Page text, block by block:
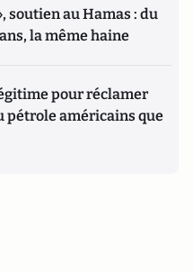
soutien au Hamas : du
la même haine
pour réclamer
pétrole américains que